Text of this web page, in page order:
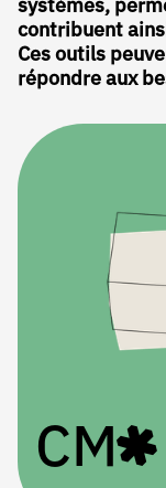
systèmes,
contribuent
Ces outils
répondre aux
CM